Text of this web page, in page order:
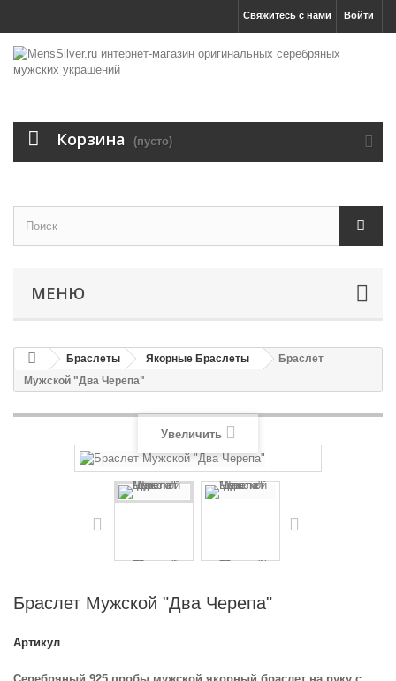
Войти
Свяжитесь с нами
Корзина (пусто)
МЕНЮ
Браслеты Якорные Браслеты
Браслет
Мужской "Два Черепа"
Увеличить
Браслет Мужской "Два Черепа"
Артикул